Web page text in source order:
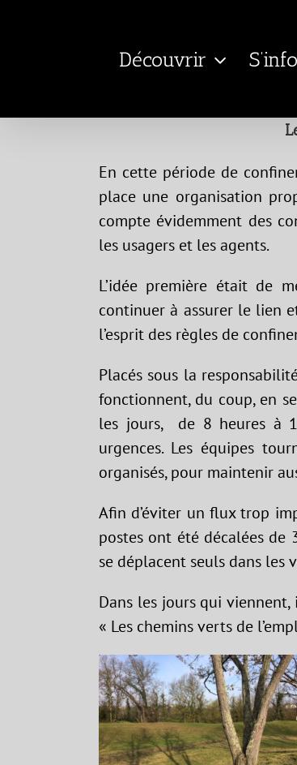
Découvrir
En cette période de
place une organisation
compte évidemment des
les usagers et les agents.
L’idée première était de
continuer à assurer le lien
l’esprit des règles de
Placés sous la
fonctionnent, du coup, en
les jours, de 8 heures à
urgences. Les équipes
organisés, pour maintenir
Afin d’éviter un flux trop
postes ont été décalées
se déplacent seuls dans les
Dans les jours qui
« Les chemins verts de